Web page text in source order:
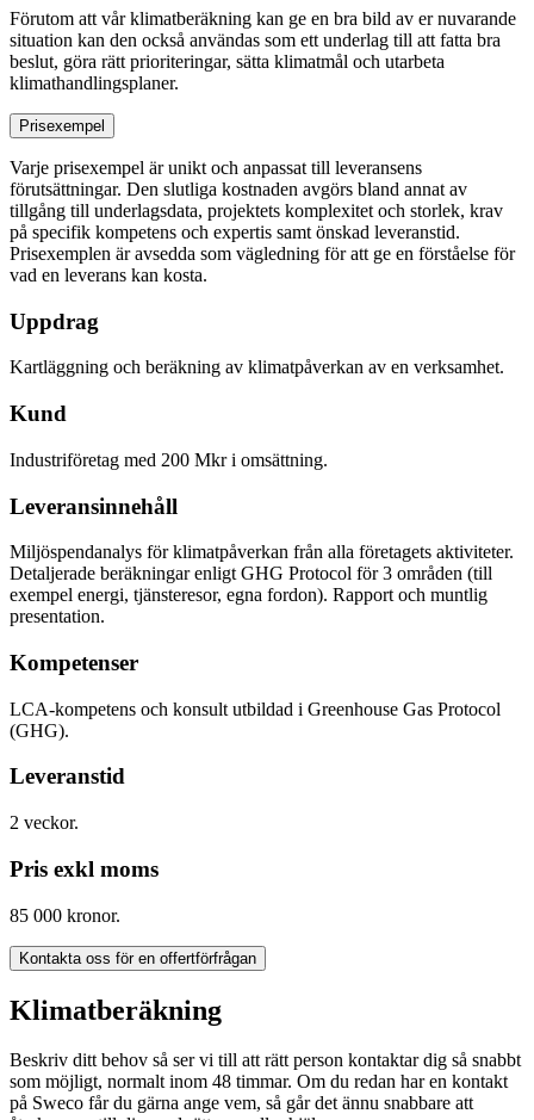
Förutom att vår klimatberäkning kan ge en bra bild av er nuvarande
situation kan den också användas som ett underlag till att fatta bra
beslut, göra rätt prioriteringar, sätta klimatmål och utarbeta
klimathandlingsplaner.
Prisexempel
Varje prisexempel är unikt och anpassat till leveransens
förutsättningar. Den slutliga kostnaden avgörs bland annat av
tillgång till underlagsdata, projektets komplexitet och storlek, krav
på specifik kompetens och expertis samt önskad leveranstid.
Prisexemplen är avsedda som vägledning för att ge en förståelse för
vad en leverans kan kosta.
Uppdrag
Kartläggning och beräkning av klimatpåverkan av en verksamhet.
Kund
Industriföretag med 200 Mkr i omsättning.
Leveransinnehåll
Miljöspendanalys för klimatpåverkan från alla företagets aktiviteter.
Detaljerade beräkningar enligt GHG Protocol för 3 områden (till
exempel energi, tjänsteresor, egna fordon). Rapport och muntlig
presentation.
Kompetenser
LCA-kompetens och konsult utbildad i Greenhouse Gas Protocol
(GHG).
Leveranstid
2 veckor.
Pris exkl moms
85 000 kronor.
Kontakta oss för en offertförfrågan
Klimatberäkning
Beskriv ditt behov så ser vi till att rätt person kontaktar dig så snabbt
som möjligt, normalt inom 48 timmar. Om du redan har en kontakt
på Sweco får du gärna ange vem, så går det ännu snabbare att